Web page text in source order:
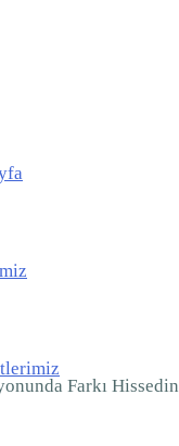
Farkı Hissedin